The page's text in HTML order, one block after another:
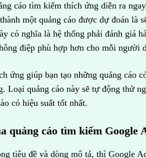
cáo tìm kiếm thích ứng diễn ra
một quảng cáo được dự đoán
có nghĩa là hệ thống phải đánh giá
điệp phù hợp hơn cho mỗi
ứng giúp bạn tạo những quảng cáo
Loại quảng cáo này sẽ tự động thử
có hiệu suất tốt nhất.
quảng cáo tìm kiếm Google
tiêu đề và dòng mô tả, thì Google